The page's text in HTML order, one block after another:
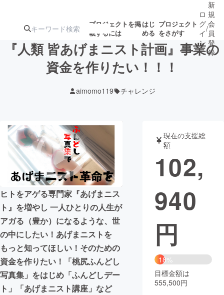
プロジェクトを掲
載するには
はじ
める
プロジェクト
をさがす
ジェクト
ロジェクト
アート・写真 音楽
テクノロジー・ガジェット ゲーム・サ
映像・映画
ビジネス・起業
まちづくり・地域活性化
CAMPFIRE for Social Good
CAMPFIRE Creation
CAMPFIREふるさと納税
コミュニティ
ロ
グ
イ
ン
/
新
規
会
員
登
録
『人類 皆あげまニスト計画』事業の
資金を作りたい！！！
aimomo119 チャレンジ
ヒトをアゲる専門家『あげまニス
ト』を増やし 一人ひとりの人生が
アガる（豊か）になるような、世
の中にしたい！あげまニストを
もっと知ってほしい！そのための
資金を作りたい！「桃尻ふんどし
写真集」をはじめ「ふんどしデー
ト」「あげまニスト講座」など
現在の支援総
額
102,
940
円
18%
目標金額は
555,500円